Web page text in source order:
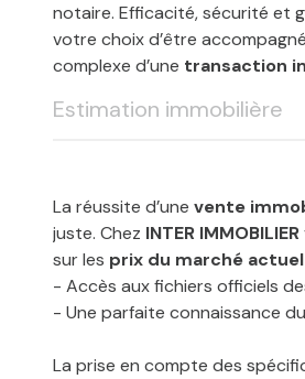
notaire. Efficacité, sécurité et
votre choix d’être
complexe d’une transaction
Estimation immobilière
La réussite d’une vente
juste. Chez INTER IMMOBILIER
sur les prix du marché actuel
- Accès aux fichiers officiels
- Une parfaite connaissance
La prise en compte des